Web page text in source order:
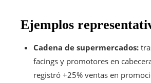
Ejemplos
Cadena de supermercados:
facings y promotores en
registró +25% ventas en